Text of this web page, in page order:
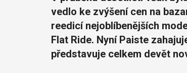
vedlo ke zvýšení cen na
reedicí nejoblíbenějších
Flat Ride. Nyní Paiste
představuje celkem devět